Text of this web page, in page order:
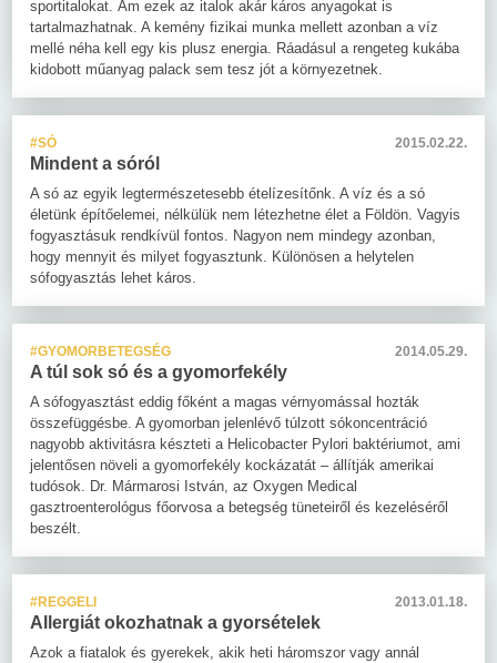
sportitalokat. Ám ezek az italok akár káros anyagokat is
tartalmazhatnak. A kemény fizikai munka mellett azonban a víz
mellé néha kell egy kis plusz energia. Ráadásul a rengeteg kukába
kidobott műanyag palack sem tesz jót a környezetnek.
#SÓ 2015.02.22.
Mindent a sóról
A só az egyik legtermészetesebb ételízesítőnk. A víz és a só
életünk építőelemei, nélkülük nem létezhetne élet a Földön. Vagyis
fogyasztásuk rendkívül fontos. Nagyon nem mindegy azonban,
hogy mennyit és milyet fogyasztunk. Különösen a helytelen
sófogyasztás lehet káros.
#GYOMORBETEGSÉG 2014.05.29.
A túl sok só és a gyomorfekély
A sófogyasztást eddig főként a magas vérnyomással hozták
összefüggésbe. A gyomorban jelenlévő túlzott sókoncentráció
nagyobb aktivitásra készteti a Helicobacter Pylori baktériumot, ami
jelentősen növeli a gyomorfekély kockázatát – állítják amerikai
tudósok. Dr. Mármarosi István, az Oxygen Medical
gasztroenterológus főorvosa a betegség tüneteiről és kezeléséről
beszélt.
#REGGELI 2013.01.18.
Allergiát okozhatnak a gyorsételek
Azok a fiatalok és gyerekek, akik heti háromszor vagy annál